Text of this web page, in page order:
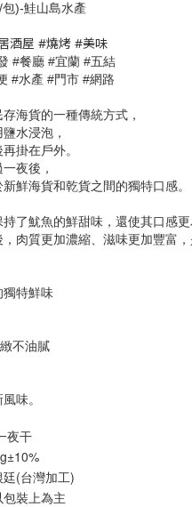
)-鮭山島水產
酒屋 #燒烤 #美味
#餐廳 #宜蘭 #五結
#水產 #門市 #網路
海貨的一種傳統方式，
水浸泡，
掛在戶外。
夜後，
鮮海貨和乾貨之間的獨特口感。
了魷魚的鮮甜味，還使其口感更
肉質更加濃縮、滋味更加豐富
特鮮味
不油膩
味。
夜干
g±10%
(台灣加工)
包裝上為主